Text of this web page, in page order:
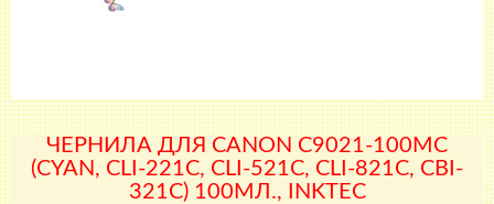
ЧЕРНИЛА ДЛЯ CANON C9021-100MC
(CYAN, CLI-221С, CLI-521С, CLI-821С, CBI-
321С) 100МЛ., INKTEC